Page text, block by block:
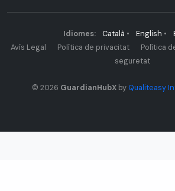
Idiomes: Català • English •
Avís Legal
Política de privacitat Política
seguretat
© 2026 GuardianHubX by Qualiteasy